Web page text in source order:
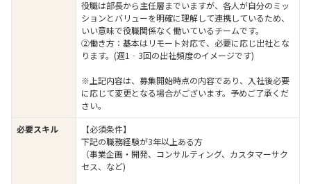
役職は部長から主任層までいますが、各人が自分のミッ
ションとバリューを明確に理解して連携しているため、
いい意味で役職関係なく働いているチームです。
②働き方：基本はリモート対応で、必要に応じ出社とな
ります。(週1‐3回の出社頻度のイメージです)
※上記内容は、募集開始時点の内容であり、入社後必要
に応じて変更となる場合がございます。予めご了承くだ
さい。
必要スキル
【必須条件】
下記の職務経験が3年以上ある方
（事業企画・開発、コンサルティング、カスタマーサク
セス、など)